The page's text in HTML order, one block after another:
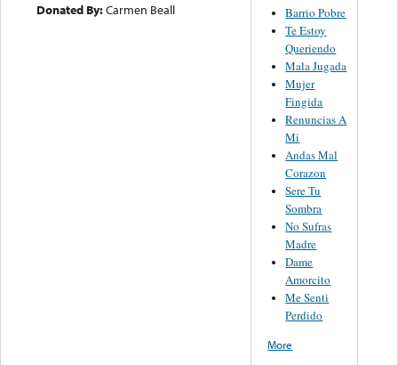
Donated By:Carmen Beall
Barrio Pobre
Te Estoy
Queriendo
Mala Jugada
Mujer
Fingida
Renuncias A
Mi
Andas Mal
Corazon
Sere Tu
Sombra
No Sufras
Madre
Dame
Amorcito
Me Senti
Perdido
More